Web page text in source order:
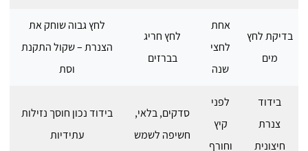
בדיקת לחץ
מים
אחת
לחצי
שנה
לחץ חריג
בברזים
לחץ גבוה שוחק את
הצנרת – שקול התקנת
וסת
בידוד
צנרת
חיצונית
לפני
קיץ
וחורף
סדקים, בלאי,
חשיפה לשמש
בידוד נכון חוסך נזילות
עתידיות